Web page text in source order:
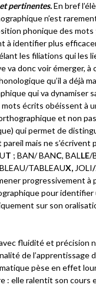
pertinentes.En bref
n’est
phonique des mots
à identifier plus
les filiations qui les
va donc voir émerger, à
qu’il a déjà
qui va dynamiser
écrits obéissent à
et non
qui permet de
mais ne s’écrivent
T ; BAN/ BANC, BALLE/
TABLEAUX, JOLI/
progressivement à
pour identifier
sur son
fluidité et précision
de l’apprentissage
pèse en effet
: elle ralentit son cours